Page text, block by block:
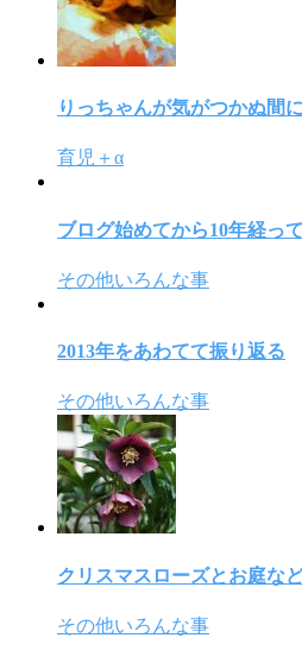
りっちゃんが気がつかぬ間
育児＋α
ブログ始めてから10年経っ
その他いろんな事
2013年をあわてて振り返る
その他いろんな事
クリスマスローズとお庭な
その他いろんな事